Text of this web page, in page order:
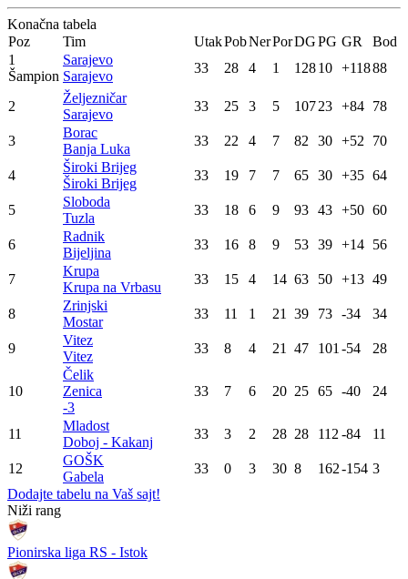
Konačna tabela
Poz
Tim UtakPobNerPorDGPG GR
Bod
1
Šampion
Sarajevo
Sarajevo
33 28 4 1 12810 +11888
2
Željezničar
Sarajevo
33 25 3 5 10723 +84 78
3
Borac
Banja Luka
33 22 4 7 82 30 +52 70
4
Široki Brijeg
Široki Brijeg
33 19 7 7 65 30 +35 64
5
Sloboda
Tuzla
33 18 6 9 93 43 +50 60
6
Radnik
Bijeljina
33 16 8 9 53 39 +14 56
7
Krupa
Krupa na Vrbasu
33 15 4 14 63 50 +13 49
8
Zrinjski
Mostar
33 11 1 21 39 73 -34 34
9
Vitez
Vitez
33 8 4 21 47 101 -54 28
10
Čelik
Zenica
-3
33 7 6 20 25 65 -40 24
11
Mladost
Doboj - Kakanj
33 3 2 28 28 112 -84 11
12
GOŠK
Gabela
33 0 3 30 8 162-154 3
Dodajte tabelu na Vaš sajt!
Niži rang
Pionirska liga RS - Istok